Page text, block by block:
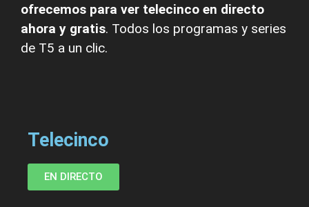
ofrecemos para ver telecinco en directo
ahora y gratis. Todos los programas y series
de T5 a un clic.
Telecinco
EN DIRECTO